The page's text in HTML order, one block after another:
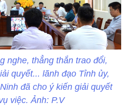
nghe, thẳng thắn trao đổi,
quyết... lãnh đạo Tỉnh ủy,
đã cho ý kiến giải quyết
việc. Ảnh: P.V